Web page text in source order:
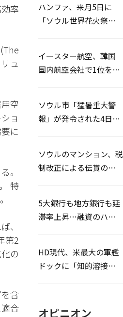
率
ュ
空
ョ
に
。
特
、
第2
の
含
合
ハンファ、来月5日に
「ソウル世界花火祭り
イースター航空、韓国
国内航空会社で1位を記
ソウル市「猛暑重大警
報」が発令された4日、
ソウルのマンション、税
制改正による伝貰の月
5大銀行も地方銀行も延
滞率上昇…融資のハー
HD現代、米最大の軍艦
ドックに「知的溶接」
オピニオン